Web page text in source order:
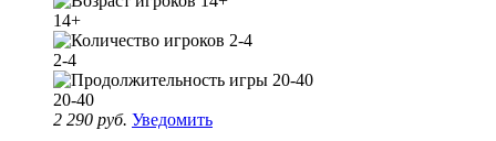
14+
2-4
20-40
2 290 руб. Уведомить